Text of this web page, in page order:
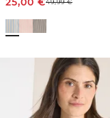
49,99€